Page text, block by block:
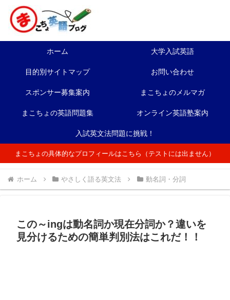
ホーム 大学入試英語
目的別サイトマップ お問い合わせ
スポンサー募集案内 まこちょのメルマガ
まこちょの英語問題集 オンライン英語塾案内
入試英文法問題に挑戦！
まこちょの具体的なプロフィールはこちら（テストには出ません）
ホーム やさしく語る英文法 動名詞・分詞
この～ingは動名詞か現在分詞か？違いを
見分けるための簡単判別法はこれだ！！